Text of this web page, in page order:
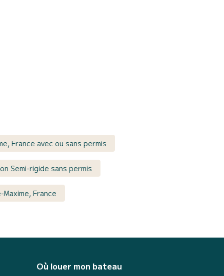
France avec ou sans permis
Semi-rigide sans permis
France
Où louer mon bateau